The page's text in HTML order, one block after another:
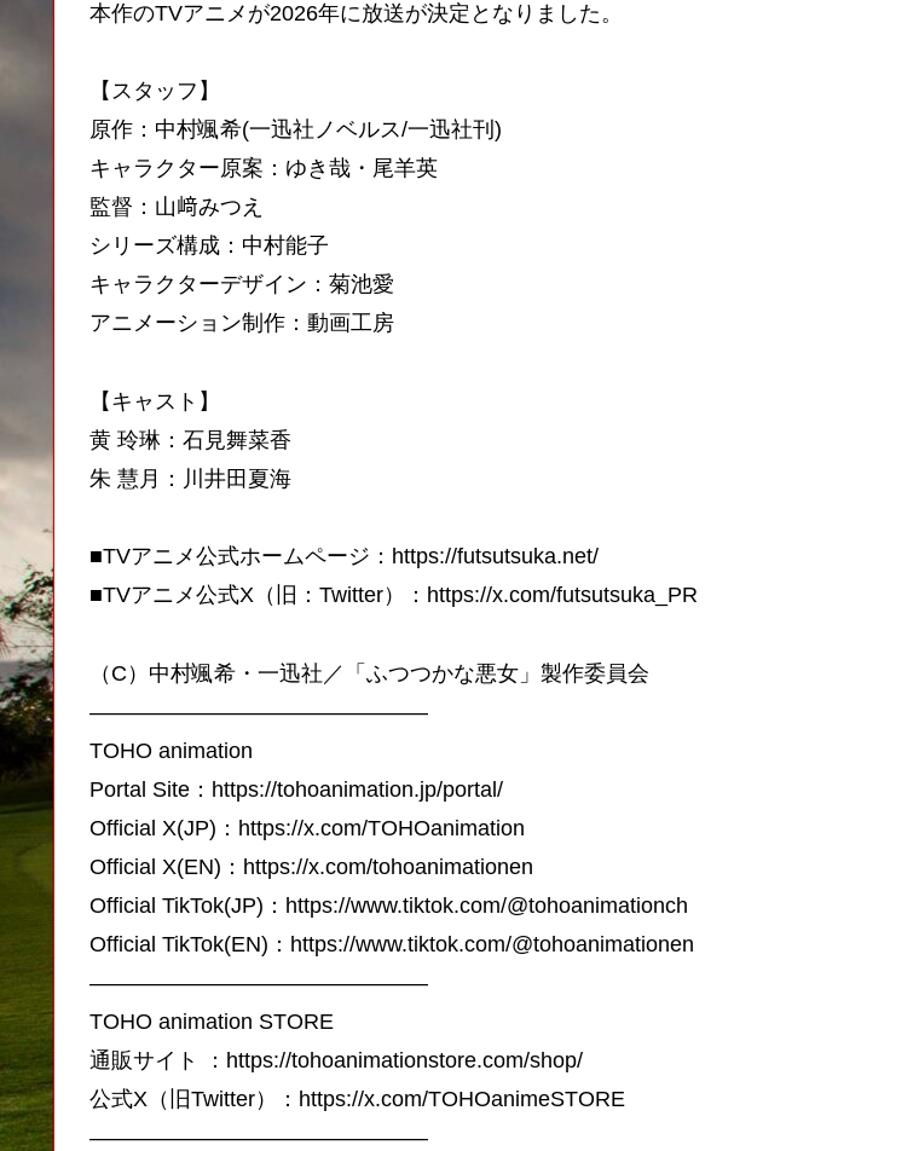
本作のTVアニメが2026年に放送が決定となりました。
【スタッフ】
原作：中村颯希(一迅社ノベルス/一迅社刊)
キャラクター原案：ゆき哉・尾羊英
監督：山﨑みつえ
シリーズ構成：中村能子
キャラクターデザイン：菊池愛
アニメーション制作：動画工房
【キャスト】
黄 玲琳：石見舞菜香
朱 慧月：川井田夏海
■TVアニメ公式ホームページ：https://futsutsuka.net/
■TVアニメ公式X（旧：Twitter）：https://x.com/futsutsuka_PR
（C）中村颯希・一迅社／「ふつつかな悪女」製作委員会
———————————————–
TOHO animation
Portal Site：https://tohoanimation.jp/portal/
Official X(JP)：https://x.com/TOHOanimation
Official X(EN)：https://x.com/tohoanimationen
Official TikTok(JP)：https://www.tiktok.com/@tohoanimationch
Official TikTok(EN)：https://www.tiktok.com/@tohoanimationen
———————————————–
TOHO animation STORE
通販サイト ：https://tohoanimationstore.com/shop/
公式X（旧Twitter）：https://x.com/TOHOanimeSTORE
———————————————–